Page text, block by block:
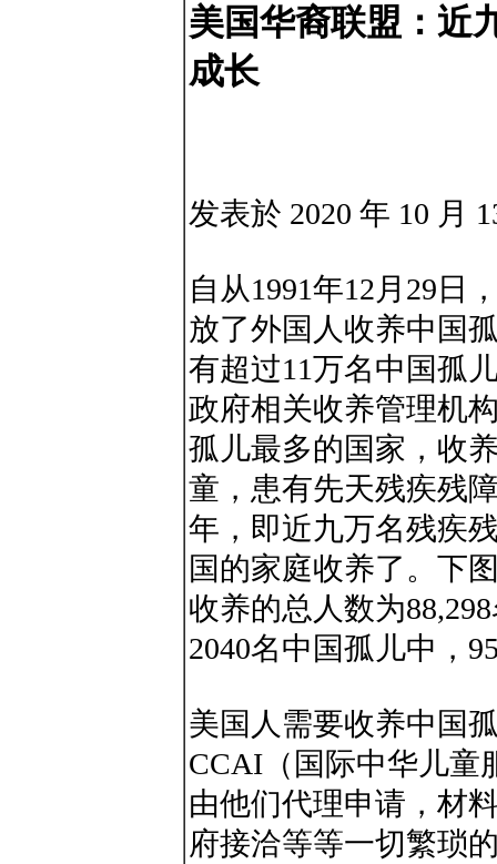
美国华裔联盟：近
成长
发表於 2020 年 10 月
自从1991年12月29日
放了外国人收养中国
有超过11万名中国孤
政府相关收养管理机
孤儿最多的国家，收
童，患有先天残疾残
年，即近九万名残疾
国的家庭收养了。下
收养的总人数为
2040名中国孤儿中，
美国人需要收养中国
CCAI（国际中华儿童
由他们代理申请，材
府接洽等等一切繁琐